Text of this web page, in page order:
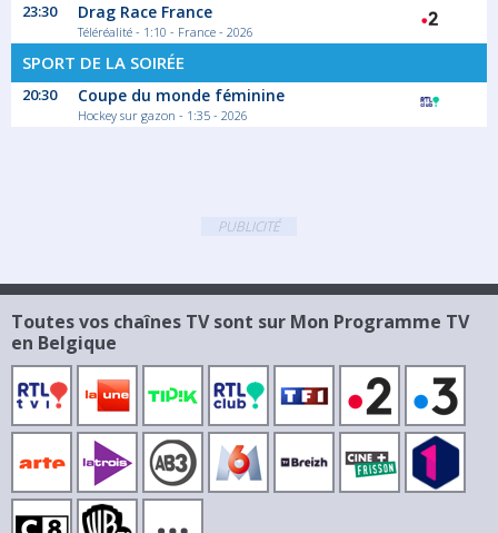
23:30 Drag Race France
Téléréalité - 1:10 - France - 2026
SPORT DE LA SOIRÉE
20:30 Coupe du monde féminine
Hockey sur gazon - 1:35 - 2026
PUBLICITÉ
Toutes vos chaînes TV sont sur Mon Programme TV
en Belgique